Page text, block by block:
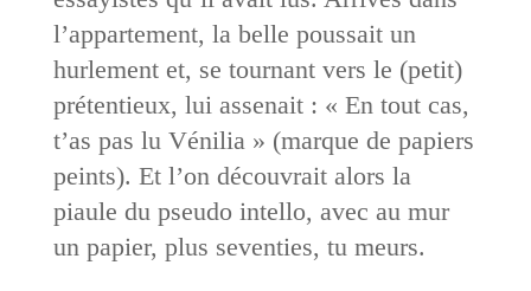
l’appartement, la belle poussait un
hurlement et, se tournant vers le (petit)
prétentieux, lui assenait : « En tout cas,
t’as pas lu Vénilia » (marque de papiers
peints). Et l’on découvrait alors la
piaule du pseudo intello, avec au mur
un papier, plus seventies, tu meurs.